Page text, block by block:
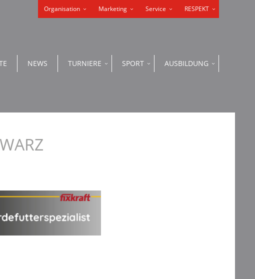
Organisation Marketing Service RESPEKT
NEWS TURNIERE SPORT AUSBILDUNG